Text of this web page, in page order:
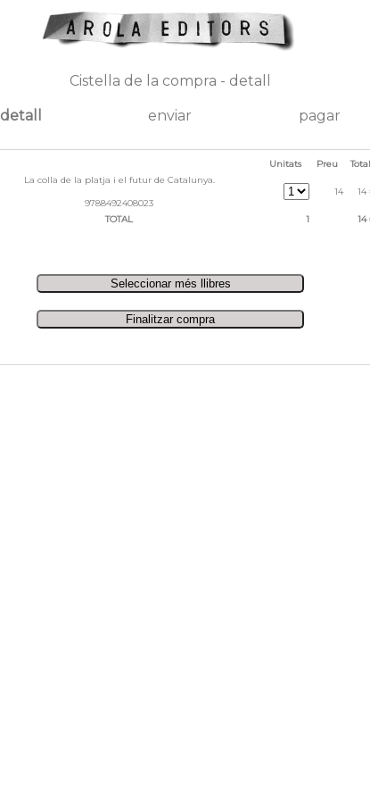
Cistella de la compra - detall
detall enviar pagar
Unitats Preu
Total
La colla de la platja i el futur de Catalunya.
9788492408023
14 14
TOTAL 1 14